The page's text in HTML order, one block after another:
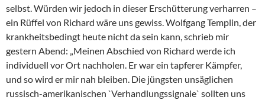
selbst. Würden wir jedoch in dieser Erschütterung verharren –
ein Rüffel von Richard wäre uns gewiss. Wolfgang Templin, der
krankheitsbedingt heute nicht da sein kann, schrieb mir
gestern Abend: „Meinen Abschied von Richard werde ich
individuell vor Ort nachholen. Er war ein tapferer Kämpfer,
und so wird er mir nah bleiben. Die jüngsten unsäglichen
russisch-amerikanischen `Verhandlungssignale` sollten uns